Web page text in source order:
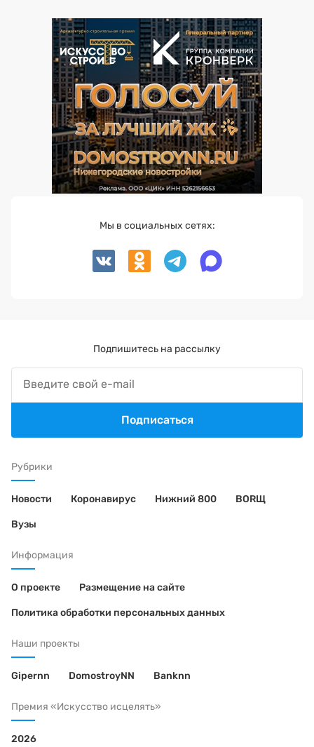
Рубрики
Новости Коронавирус Нижний 800 BORЩ
Вузы
Информация
О проекте Размещение на сайте
Политика обработки персональных данных
Наши проекты
Gipernn DomostroyNN Banknn
Премия «Искусство исцелять»
2026
Мы в социальных сетях:
Подпишитесь на рассылку
Подписаться